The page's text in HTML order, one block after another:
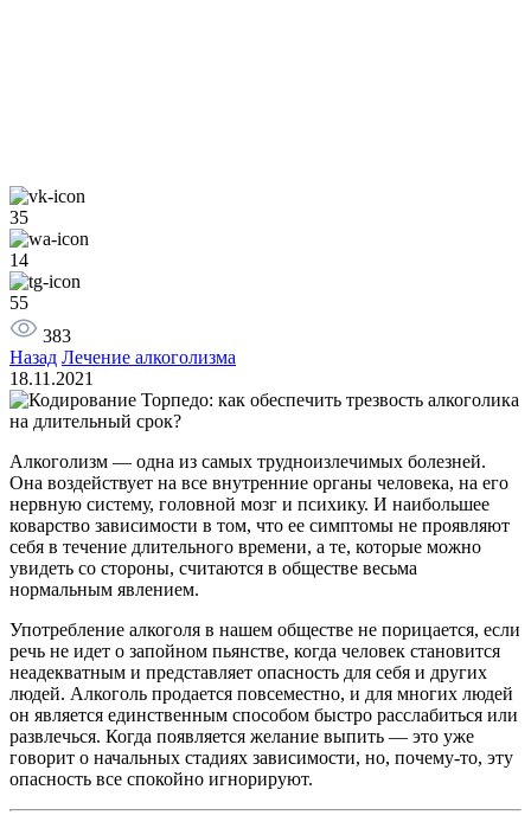
35
14
55
383
Назад Лечение алкоголизма
18.11.2021
Алкоголизм — одна из самых трудноизлечимых болезней.
Она воздействует на все внутренние органы человека, на его
нервную систему, головной мозг и психику. И наибольшее
коварство зависимости в том, что ее симптомы не проявляют
себя в течение длительного времени, а те, которые можно
увидеть со стороны, считаются в обществе весьма
нормальным явлением.
Употребление алкоголя в нашем обществе не порицается, если
речь не идет о запойном пьянстве, когда человек становится
неадекватным и представляет опасность для себя и других
людей. Алкоголь продается повсеместно, и для многих людей
он является единственным способом быстро расслабиться или
развлечься. Когда появляется желание выпить — это уже
говорит о начальных стадиях зависимости, но, почему-то, эту
опасность все спокойно игнорируют.